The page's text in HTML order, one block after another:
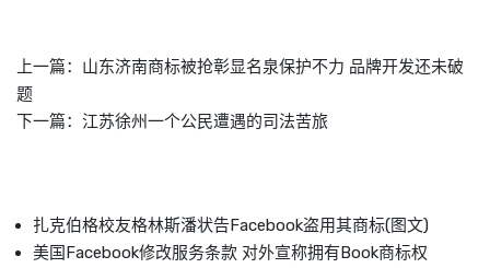
上一篇： 山东济南商标被抢彰显名泉保护不力 品牌开发还未破
题
下一篇： 江苏徐州一个公民遭遇的司法苦旅
扎克伯格校友格林斯潘状告Facebook盗用其商标(图文)
美国Facebook修改服务条款 对外宣称拥有Book商标权